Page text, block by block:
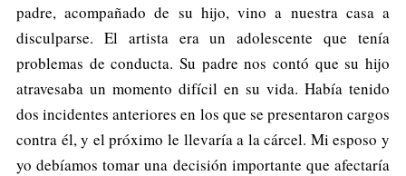
padre, acompañado de su hijo, vino a nuestra casa a
disculparse. El artista era un adolescente que tenía
problemas de conducta. Su padre nos contó que su hijo
atravesaba un momento difícil en su vida. Había tenido
dos incidentes anteriores en los que se presentaron cargos
contra él, y el próximo le llevaría a la cárcel. Mi esposo y
yo debíamos tomar una decisión importante que afectaría